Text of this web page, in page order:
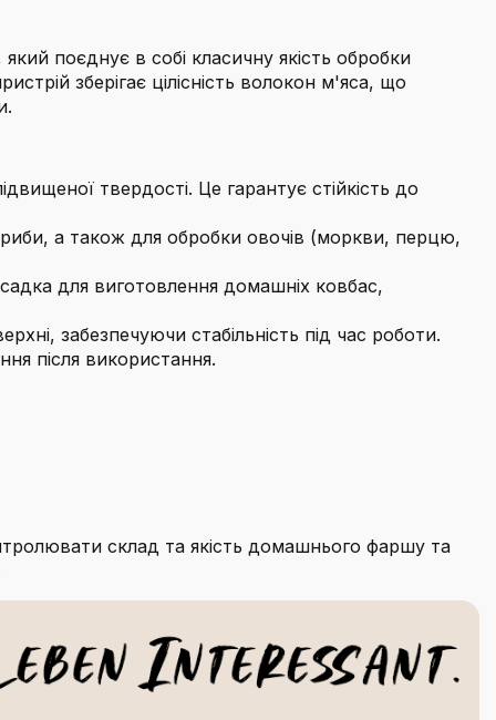
поєднує в собі класичну якість обробки
зберігає цілісність волокон м'яса, що
твердості. Це гарантує стійкість до
а також для обробки овочів (моркви, перцю,
для виготовлення домашніх ковбас,
забезпечуючи стабільність під час роботи.
після використання.
склад та якість домашнього фаршу та